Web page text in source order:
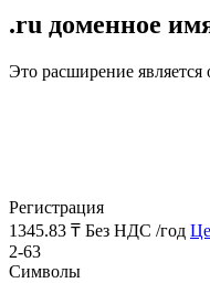
.ru доменное
Это расширение
Регистрация
1345.83 ₸ Без НДС /год
2-63
Символы